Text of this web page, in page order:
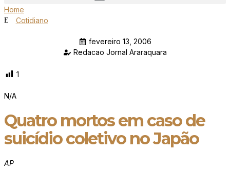
Home
Cotidiano
fevereiro 13, 2006
Redacao Jornal Araraquara
1
N/A
Quatro mortos em caso de
suicídio coletivo no Japão
AP